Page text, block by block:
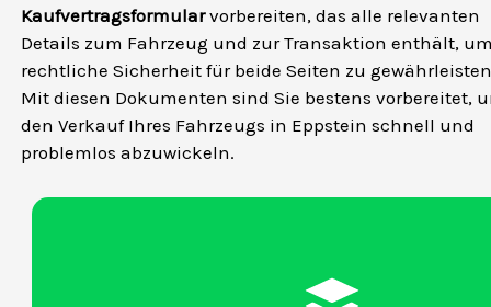
Kaufvertragsformularvorbereiten, das alle relevanten
Details zum Fahrzeug und zur Transaktion enthält,
rechtliche Sicherheit für beide Seiten zu
Mit diesen Dokumenten sind Sie bestens vorbereitet,
den Verkauf Ihres Fahrzeugs in Eppstein schnell und
problemlos abzuwickeln.